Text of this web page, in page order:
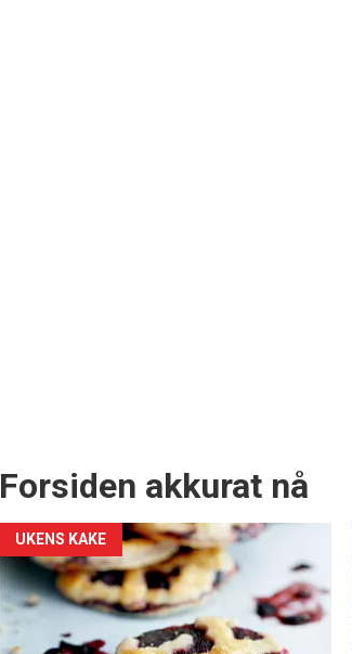
Forsiden akkurat nå
UKENS KAKE